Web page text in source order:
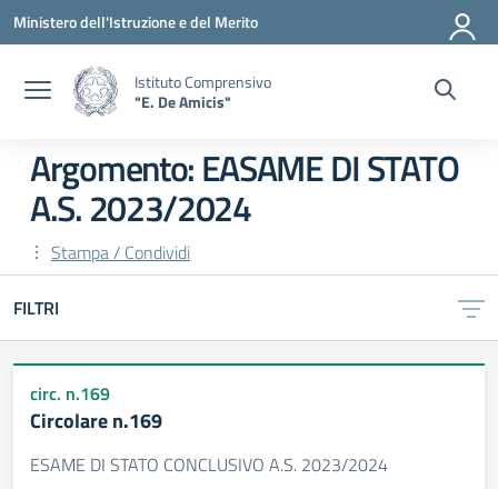
Vai ai contenuti
Vai al menu di navigazione
Vai al footer
Ministero dell'Istruzione e del Merito
Istituto Comprensivo
"E. De Amicis"
Argomento: EASAME DI STATO
A.S. 2023/2024
Stampa / Condividi
FILTRI
circ. n.169
Circolare n.169
ESAME DI STATO CONCLUSIVO A.S. 2023/2024